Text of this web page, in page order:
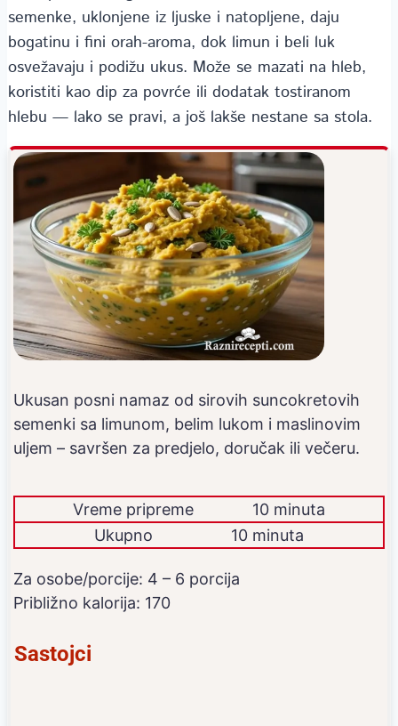
semenke, uklonjene iz ljuske i natopljene, daju
bogatinu i fini orah-aroma, dok limun i beli luk
osvežavaju i podižu ukus. Može se mazati na hleb,
koristiti kao dip za povrće ili dodatak tostiranom
hlebu — lako se pravi, a još lakše nestane sa stola.
Ukusan posni namaz od sirovih suncokretovih
semenki sa limunom, belim lukom i maslinovim
uljem – savršen za predjelo, doručak ili večeru.
Vreme pripreme
10 minuta
Ukupno
10 minuta
Za osobe/porcije: 4 – 6 porcija
Približno kalorija: 170
Sastojci